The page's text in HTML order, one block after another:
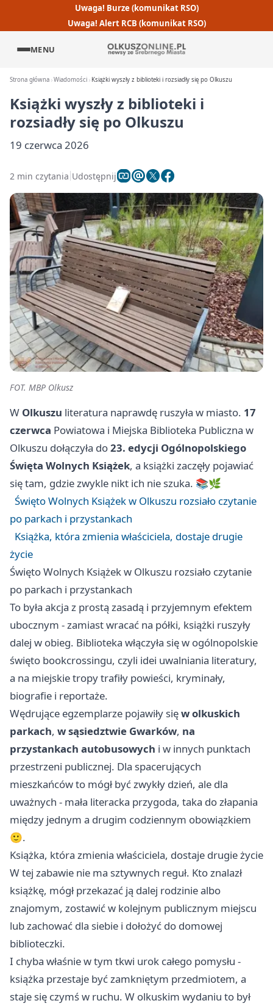
Uwaga! Burze (komunikat RSO)
Uwaga! Alert RCB (komunikat RSO)
MENU
Strona główna Wiadomości Książki wyszły z biblioteki i rozsiadły się po Olkuszu
Książki wyszły z biblioteki i
rozsiadły się po Olkuszu
19 czerwca 2026
2 min czytania Udostępnij
FOT. MBP Olkusz
W Olkuszu literatura naprawdę ruszyła w miasto. 17
czerwca Powiatowa i Miejska Biblioteka Publiczna w
Olkuszu dołączyła do23. edycji Ogólnopolskiego
Święta Wolnych Książek, a książki zaczęły pojawiać
się tam, gdzie zwykle nikt ich nie szuka. 📚🌿
Święto Wolnych Książek w Olkuszu rozsiało czytanie
po parkach i przystankach
Książka, która zmienia właściciela, dostaje drugie
życie
Święto Wolnych Książek w Olkuszu rozsiało czytanie
po parkach i przystankach
To była akcja z prostą zasadą i przyjemnym efektem
ubocznym - zamiast wracać na półki, książki ruszyły
dalej w obieg. Biblioteka włączyła się w ogólnopolskie
święto bookcrossingu, czyli idei uwalniania literatury,
a na miejskie tropy trafiły powieści, kryminały,
biografie i reportaże.
Wędrujące egzemplarze pojawiły sięw olkuskich
parkach, w sąsiedztwie Gwarków, na
przystankach autobusowych i w innych punktach
przestrzeni publicznej. Dla spacerujących
mieszkańców to mógł być zwykły dzień, ale dla
uważnych - mała literacka przygoda, taka do złapania
między jednym a drugim codziennym obowiązkiem
🙂.
Książka, która zmienia właściciela, dostaje drugie życie
W tej zabawie nie ma sztywnych reguł. Kto znalazł
książkę, mógł przekazać ją dalej rodzinie albo
znajomym, zostawić w kolejnym publicznym miejscu
lub zachować dla siebie i dołożyć do domowej
biblioteczki.
I chyba właśnie w tym tkwi urok całego pomysłu -
książka przestaje być zamkniętym przedmiotem, a
staje się czymś w ruchu. W olkuskim wydaniu to był